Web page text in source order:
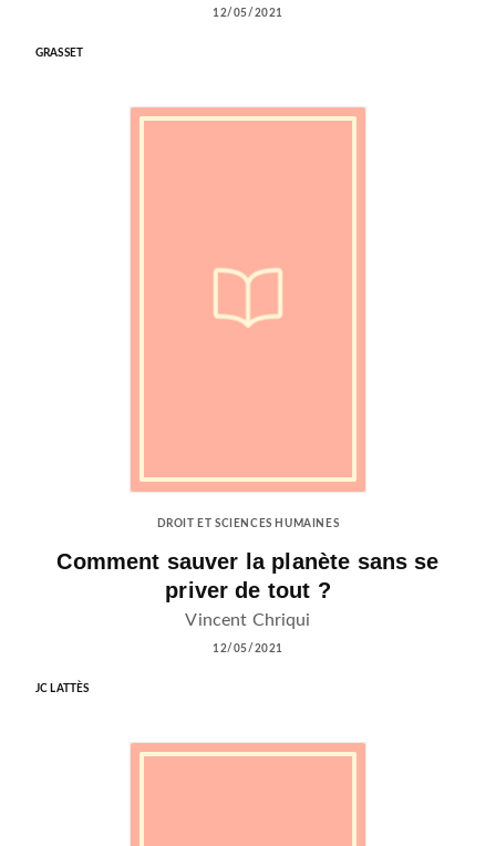
12/05/2021
GRASSET
DROIT ET SCIENCES HUMAINES
Comment sauver la planète sans se
priver de tout ?
Vincent Chriqui
12/05/2021
JC LATTÈS